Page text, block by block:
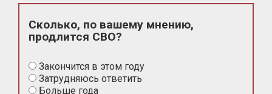
Сколько, по вашему мнению,
продлится СВО?
Закончится в этом году
Затрудняюсь ответить
Больше года